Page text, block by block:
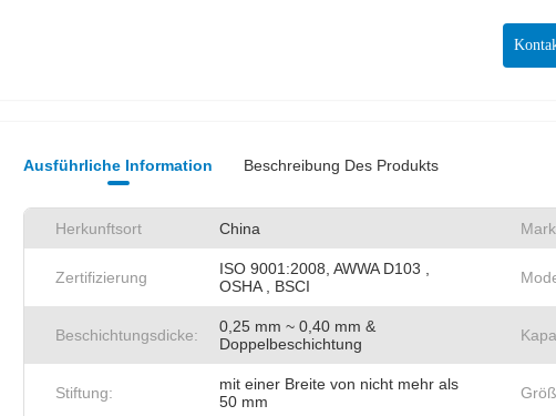
Ausführliche Information Beschreibung Des Produkts
Herkunftsort China
Zertifizierung
ISO 9001:2008, AWWA D103 ,
OSHA , BSCI
Beschichtungsdicke:
0,25 mm ~ 0,40 mm &
Doppelbeschichtung
Stiftung:
mit einer Breite von nicht mehr als
50 mm